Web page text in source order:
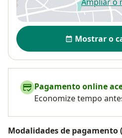
Disponibilidade
Mostrar o
Pagamento online
Economize tempo
Modalidades de pagamento